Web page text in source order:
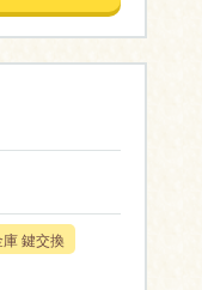
庫 鍵交換